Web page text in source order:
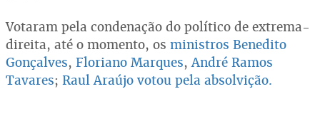
Votaram pela condenação do político de extrema-
direita, até o momento, os ministros Benedito
Gonçalves, Floriano Marques,André Ramos
Tavares; Raul Araújo votou pela absolvição.